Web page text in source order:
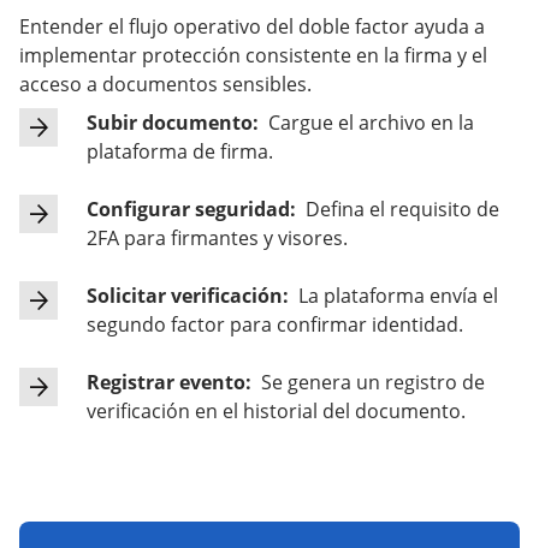
Entender el flujo operativo del doble factor ayuda a
implementar protección consistente en la firma y el
acceso a documentos sensibles.
Subir documento: Cargue el archivo en la
plataforma de firma.
Configurar seguridad: Defina el requisito de
2FA para firmantes y visores.
Solicitar verificación: La plataforma envía el
segundo factor para confirmar identidad.
Registrar evento: Se genera un registro de
verificación en el historial del documento.